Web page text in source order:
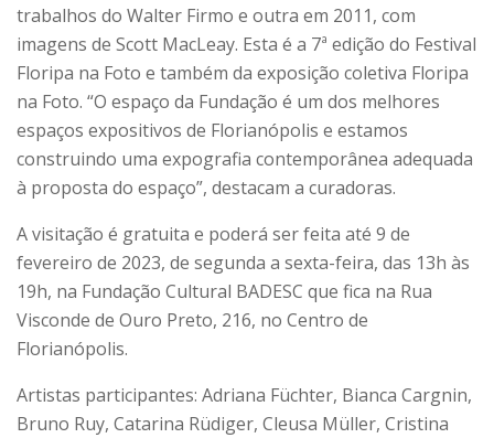
trabalhos do Walter Firmo e outra em 2011, com
imagens de Scott MacLeay. Esta é a 7ª edição do Festival
Floripa na Foto e também da exposição coletiva Floripa
na Foto. “O espaço da Fundação é um dos melhores
espaços expositivos de Florianópolis e estamos
construindo uma expografia contemporânea adequada
à proposta do espaço”, destacam a curadoras.
A visitação é gratuita e poderá ser feita até 9 de
fevereiro de 2023, de segunda a sexta-feira, das 13h às
19h, na Fundação Cultural BADESC que fica na Rua
Visconde de Ouro Preto, 216, no Centro de
Florianópolis.
Artistas participantes: Adriana Füchter, Bianca Cargnin,
Bruno Ruy, Catarina Rüdiger, Cleusa Müller, Cristina